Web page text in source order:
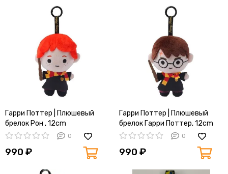
Гарри Поттер | Плюшевый
брелок Рон , 12cm
0
990 ₽
Гарри Поттер | Плюшевый
брелок Гарри Поттер, 12cm
0
990 ₽